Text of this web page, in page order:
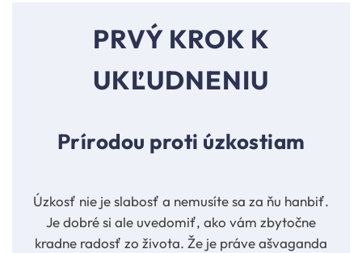
PRVÝ KROK K
UKĽUDNENIU
Prírodou proti úzkostiam
Úzkosť nie je slabosť a nemusíte sa za ňu hanbiť.
Je dobré si ale uvedomiť, ako vám zbytočne
kradne radosť zo života. Že je práve ašvaganda